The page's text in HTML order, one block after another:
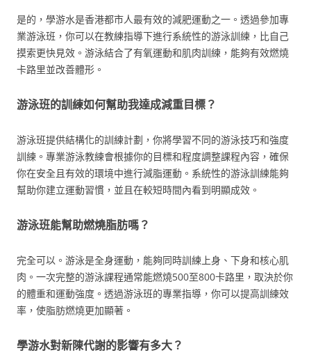
是的，學游水是香港都市人最有效的減肥運動之一。透過參加專
業游泳班，你可以在教練指導下進行系統性的游泳訓練，比自己
摸索更快見效。游泳結合了有氧運動和肌肉訓練，能夠有效燃燒
卡路里並改善體形。
游泳班的訓練如何幫助我達成減重目標？
游泳班提供結構化的訓練計劃，你將學習不同的游泳技巧和強度
訓練。專業游泳教練會根據你的目標和程度調整課程內容，確保
你在安全且有效的環境中進行減脂運動。系統性的游泳訓練能夠
幫助你建立運動習慣，並且在較短時間內看到明顯成效。
游泳班能幫助燃燒脂肪嗎？
完全可以。游泳是全身運動，能夠同時訓練上身、下身和核心肌
肉。一次完整的游泳課程通常能燃燒500至800卡路里，取決於你
的體重和運動強度。透過游泳班的專業指導，你可以提高訓練效
率，使脂肪燃燒更加顯著。
學游水對新陳代謝的影響有多大？